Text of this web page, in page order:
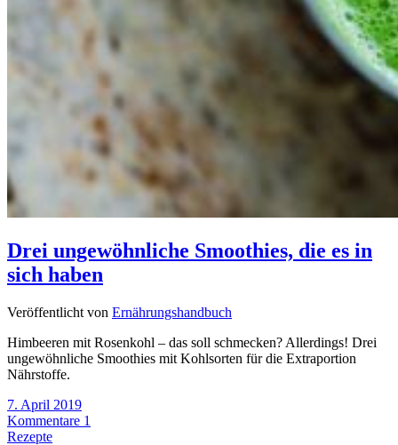
Drei ungewöhnliche Smoothies, die es in
sich haben
Veröffentlicht von Ernährungshandbuch
Himbeeren mit Rosenkohl – das soll schmecken? Allerdings! Drei
ungewöhnliche Smoothies mit Kohlsorten für die Extraportion
Nährstoffe.
7. April 2019
Kommentare 1
Rezepte